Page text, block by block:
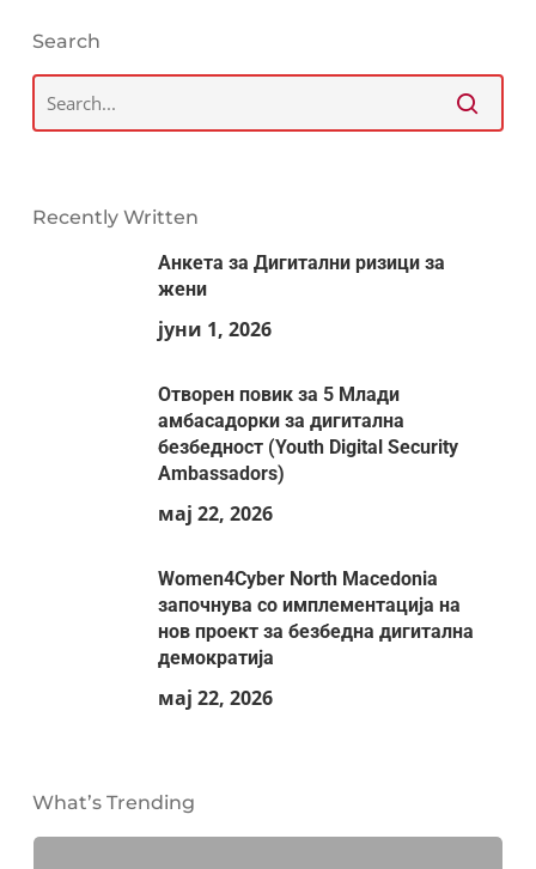
Search
Recently Written
Анкета за Дигитални ризици за
жени
јуни 1, 2026
Отворен повик за 5 Млади
амбасадорки за дигитална
безбедност (Youth Digital Security
Ambassadors)
мај 22, 2026
Women4Cyber North Macedonia
започнува со имплементација на
нов проект за безбедна дигитална
демократија
мај 22, 2026
What’s Trending